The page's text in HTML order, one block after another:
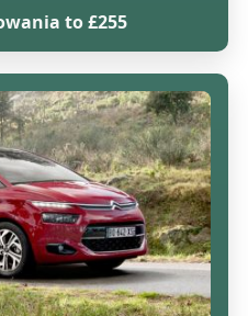
to £255